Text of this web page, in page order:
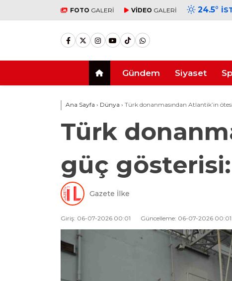
FOTO GALERİ VİDEO GALERİ 24.5°
Gündem Siyaset
Ana Sayfa › Dünya › Türk donanmasından Atlantik’in
Türk
güç gösterisi:
Gazete İlke
Giriş: 06-07-2026 00:01 Güncelleme: 06-07-2026 00:01